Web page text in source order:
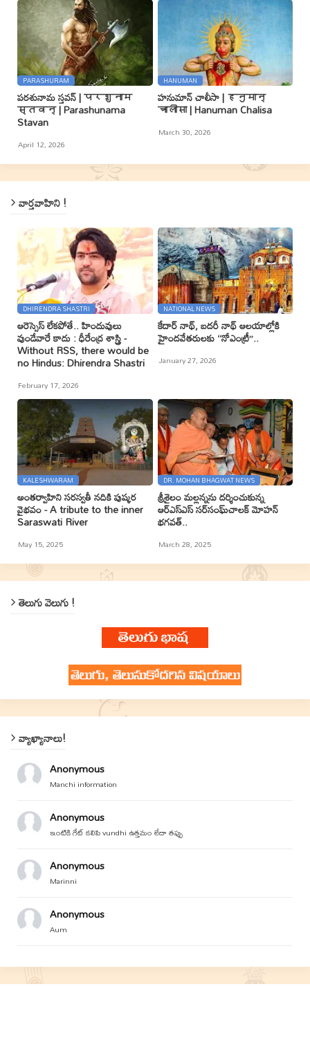
PARASHURAM
పరశునామ స్తవన్ | परशुनाम
स्तवन् | Parashunama
Stavan
April 12, 2026
HANUMAN
హనుమాన్ చాలీసా | हनुमान्
चालीसा | Hanuman Chalisa
March 30, 2026
వార్తవాహిని !
DHIRENDRA SHASTRI
ఆరెస్సెస్ లేకపోతే.. హిందువులు
వుండేవారే కాదు : ధీరేంద్ర శాస్త్రి -
Without RSS, there would be
no Hindus: Dhirendra Shastri
February 17, 2026
NATIONAL NEWS
కేదార్ నాథ్, బదరీ నాథ్ ఆలయాల్లోకి
హైందవేతరులకు ‘‘నోఎంట్రీ’’..
January 27, 2026
KALESHWARAM
అంతర్వాహిని సరస్వతీ నదికి పుష్కర
వైభవం - A tribute to the inner
Saraswati River
May 15, 2025
DR. MOHAN BHAGWAT NEWS
శ్రీశైలం మల్లన్నను దర్శించుకున్న
ఆర్ఎస్ఎస్ సర్‌సంఘ్‌చాలక్ మోహన్
భగవత్..
March 28, 2025
తెలుగు వెలుగు !
వ్యాఖ్యానాలు!
Anonymous
Manchi information
Anonymous
ఇంటికి గేట్ కలిపి vundhi ఉత్తమం లేదా తప్పు
Anonymous
Marinni
Anonymous
Aum